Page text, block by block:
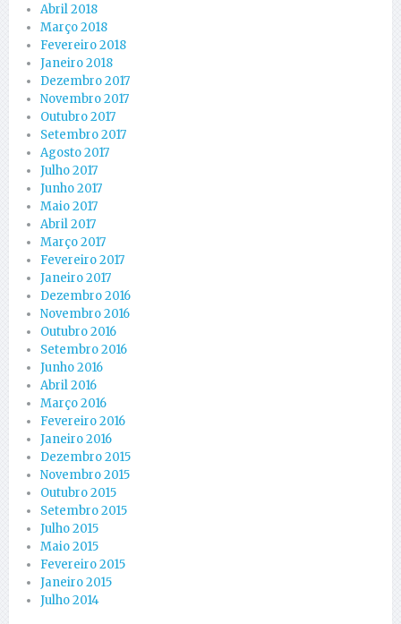
Abril 2018
Março 2018
Fevereiro 2018
Janeiro 2018
Dezembro 2017
Novembro 2017
Outubro 2017
Setembro 2017
Agosto 2017
Julho 2017
Junho 2017
Maio 2017
Abril 2017
Março 2017
Fevereiro 2017
Janeiro 2017
Dezembro 2016
Novembro 2016
Outubro 2016
Setembro 2016
Junho 2016
Abril 2016
Março 2016
Fevereiro 2016
Janeiro 2016
Dezembro 2015
Novembro 2015
Outubro 2015
Setembro 2015
Julho 2015
Maio 2015
Fevereiro 2015
Janeiro 2015
Julho 2014